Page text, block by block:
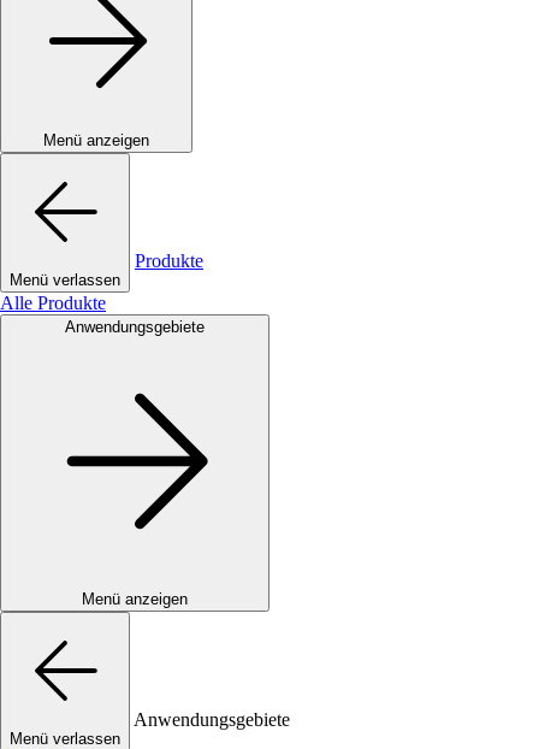
Menü anzeigen
Menü verlassen
Produkte
Alle Produkte
Anwendungsgebiete
Menü anzeigen
Menü verlassen
Anwendungsgebiete